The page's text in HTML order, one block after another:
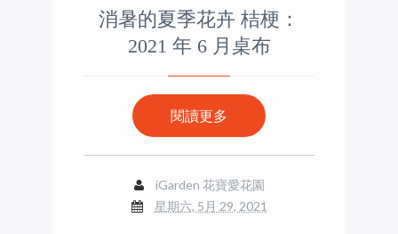
消暑的夏季花卉 桔梗：
2021 年 6 月桌布
閱讀更多
iGarden 花寶愛花園
星期六, 5月 29, 2021